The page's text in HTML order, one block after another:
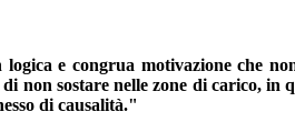
e congrua motivazione che
non sostare nelle zone di carico, in
di causalità."